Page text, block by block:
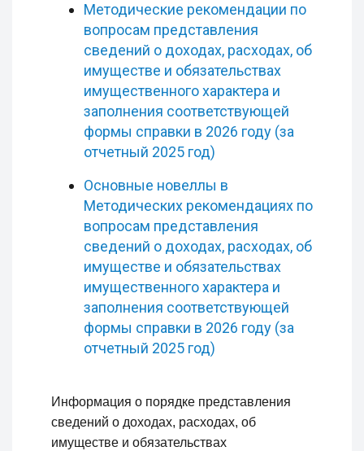
Методические рекомендации по
вопросам представления
сведений о доходах, расходах, об
имуществе и обязательствах
имущественного характера и
заполнения соответствующей
формы справки в 2026 году (за
отчетный 2025 год)
Основные новеллы в
Методических рекомендациях по
вопросам представления
сведений о доходах, расходах, об
имуществе и обязательствах
имущественного характера и
заполнения соответствующей
формы справки в 2026 году (за
отчетный 2025 год)
Информация о порядке представления
сведений о доходах, расходах, об
имуществе и обязательствах